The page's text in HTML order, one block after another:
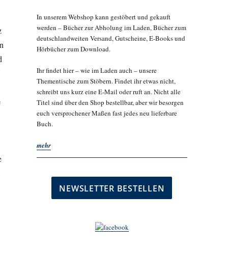
In unserem Webshop kann gestöbert und gekauft
werden – Bücher zur Abholung im Laden, Bücher zum
deutschlandweiten Versand, Gutscheine, E-Books und
Hörbücher zum Download.
Ihr findet hier – wie im Laden auch – unsere
Thementische zum Stöbern. Findet ihr etwas nicht,
schreibt uns kurz eine E-Mail oder ruft an. Nicht alle
Titel sind über den Shop bestellbar, aber wir besorgen
euch versprochener Maßen fast jedes neu lieferbare
Buch.
mehr